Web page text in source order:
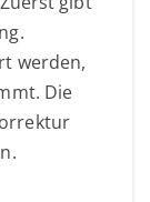
werden,
Die